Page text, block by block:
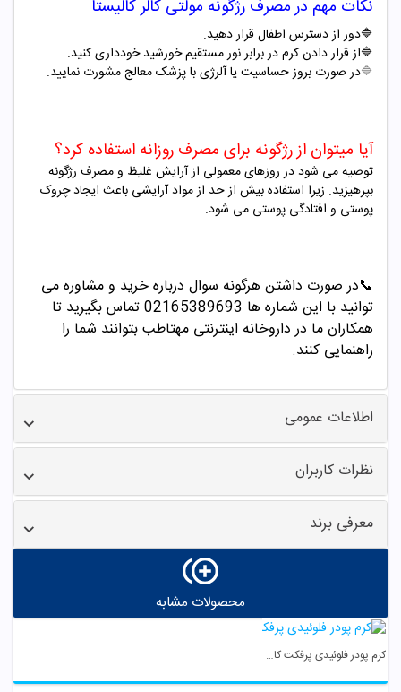
نکات مهم در مصرف رژگونه مولتی کالر کالیستا
🔷دور از دسترس اطفال قرار دهید.
🔷از قرار دادن کرم در برابر نور مستقیم خورشید خودداری کنید.
🔷در صورت بروز حساسیت یا آلرژی با پزشک معالج مشورت نمایید.
آیا میتوان از رژگونه برای مصرف روزانه استفاده کرد؟
توصیه می شود در روزهای معمولی از آرایش غلیظ و مصرف رژگونه
بپرهیزید. زیرا استفاده بیش از حد از مواد آرایشی باعث ایجاد چروک
پوستی و افتادگی پوستی می شود.
📞در صورت داشتن هرگونه سوال درباره خرید و مشاوره می
توانید با این شماره ها 02165389693
تماس بگیرید تا
همکاران ما در داروخانه اینترنتی مهتاطب بتوانند شما را
راهنمایی کنند.
اطلاعات عمومی
نظرات کاربران
معرفی برند
محصولات مشابه
کرم پودر فلوئیدی پرفکت کاور 06 کالیستا